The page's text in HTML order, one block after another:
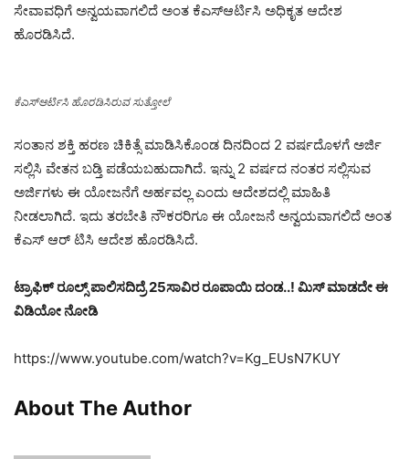
ಸೇವಾವಧಿಗೆ ಅನ್ವಯವಾಗಲಿದೆ ಅಂತ ಕೆಎಸ್ಆರ್ಟಿಸಿ ಅಧಿಕೃತ ಆದೇಶ
ಹೊರಡಿಸಿದೆ.
ಕೆಎಸ್ಆರ್ಟಿಸಿ ಹೊರಡಿಸಿರುವ ಸುತ್ತೋಲೆ
ಸಂತಾನ ಶಕ್ತಿ ಹರಣ ಚಿಕಿತ್ಸೆ ಮಾಡಿಸಿಕೊಂಡ‌‌ ದಿನದಿಂದ 2 ವರ್ಷದೊಳಗೆ ಅರ್ಜಿ
ಸಲ್ಲಿಸಿ ವೇತನ ಬಡ್ತಿ ಪಡೆಯಬಹುದಾಗಿದೆ. ಇನ್ನು 2 ವರ್ಷದ ನಂತರ ಸಲ್ಲಿಸುವ
ಅರ್ಜಿಗಳು ಈ ಯೋಜನೆಗೆ ಅರ್ಹವಲ್ಲ ಎಂದು ಆದೇಶದಲ್ಲಿ ಮಾಹಿತಿ
ನೀಡಲಾಗಿದೆ. ಇದು ತರಬೇತಿ‌ ನೌಕರರಿಗೂ ಈ ಯೋಜನೆ ಅನ್ವಯವಾಗಲಿದೆ ಅಂತ
ಕೆಎಸ್ ಆರ್ ಟಿಸಿ ಆದೇಶ ಹೊರಡಿಸಿದೆ.
ಟ್ರಾಫಿಕ್ ರೂಲ್ಸ್ ಪಾಲಿಸದಿದ್ರೆ 25ಸಾವಿರ ರೂಪಾಯಿ ದಂಡ..! ಮಿಸ್ ಮಾಡದೇ ಈ
ವಿಡಿಯೋ ನೋಡಿ
https://www.youtube.com/watch?v=Kg_EUsN7KUY
About The Author